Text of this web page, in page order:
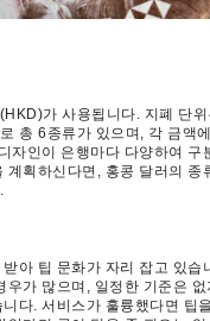
가 사용됩니다. 지폐 단
총 6종류가 있으며, 각 금액
자인이 은행마다 다양하여 구
계획하신다면, 홍콩 달러의 종
아 팁 문화가 자리 잡고 있습
우가 많으며, 일정한 기준은 없
다. 서비스가 훌륭했다면 팁